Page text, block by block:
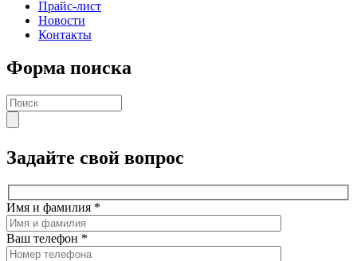
Прайс-лист
Новости
Контакты
Форма поиска
Задайте свой вопрос
Имя и фамилия *
Ваш телефон *